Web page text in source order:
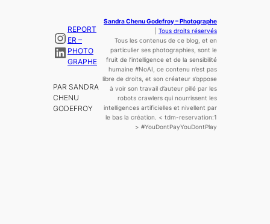
Instagram
LinkedIn
REPORT
ER –
PHOTO
GRAPHE
PAR SANDRA
CHENU
GODEFROY
Sandra Chenu Godefroy – Photographe
Tous droits réservés
Tous les contenus de ce blog, et en
particulier ses photographies, sont le
fruit de l’intelligenceet de la sensibilité
humaine#NoAI, ce contenu n’est pas
libre de droits, et son créateur s’oppose
à voir son travail d’auteur pillé par les
robots crawlers qui nourrissent les
intelligences artificielles et nivellent par
le bas la création. < tdm-reservation:1
> #YouDontPayYouDontPlay